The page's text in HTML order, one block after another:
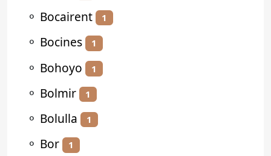
⚬ Bocairent 1
⚬ Bocines 1
⚬ Bohoyo 1
⚬ Bolmir 1
⚬ Bolulla 1
⚬ Bor 1